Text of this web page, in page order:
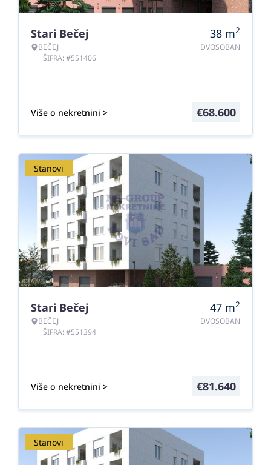
Stari Bečej
BEČEJ
ŠIFRA: #551406
38 m2
DVOSOBAN
Više o nekretnini > €68.600
Stanovi
Stari Bečej
BEČEJ
ŠIFRA: #551394
47 m2
DVOSOBAN
Više o nekretnini > €81.640
Stanovi